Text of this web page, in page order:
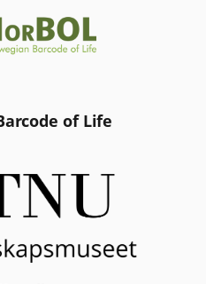
of Life